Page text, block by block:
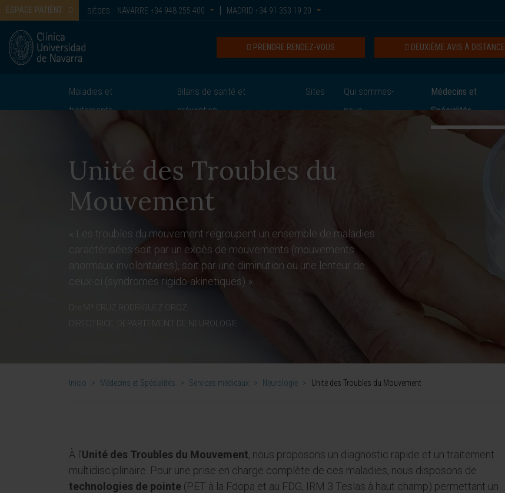
ESPACE PATIENT SIÈGES : NAVARRE +34 948 255 400 MADRID +34 91 353 19 20
DEUXIÈME AVIS À DISTANCE
PRENDRE RENDEZ-VOUS
Maladies et
traitements
Bilans de santé et
prévention
Sites
Qui sommes-
nous
Médecins et
Spécialités
Unité des Troubles du
Mouvement
« Les troubles du mouvement regroupent un ensemble de maladies
caractérisées soit par un excès de mouvements (mouvements
anormaux involontaires), soit par une diminution ou une lenteur de
ceux-ci (syndromes rigido-akinetiques) ».
Dre Mª CRUZ RODRÍGUEZ OROZ.
DIRECTRICE. DÉPARTEMENT DE NEUROLOGIE
Inicio > Médecins et Spécialités > Services médicaux > Neurologie > Unité des Troubles du Mouvement
À l’Unité des Troubles du Mouvement, nous proposons un diagnostic rapide et un traitement
multidisciplinaire. Pour une prise en charge complète de ces maladies, nous disposons de
technologies de pointe (PET à la Fdopa et au FDG, IRM 3 Teslas à haut champ) permettant un